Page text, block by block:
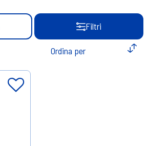
Filtri